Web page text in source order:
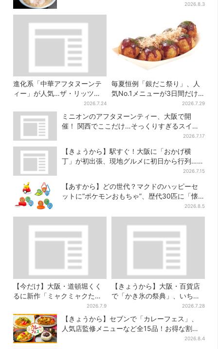
2026.8.3
進化系「中華アフタヌーンテ
ィー」が人気…ザ・リッツ・
カールトン大阪でも、8月末ま
で開催
2026.7.24
毎夏恒例「銀だこ祭り」、人
気No.1メニューが3日間だけ
2026.7.29
ミニオンのアフタヌーンティー、大阪で開
催！ 関西でここだけ…そっくりすぎるスイー
2026.7.17
【きょうから】駅すぐ！大阪に「おかげ横
丁」が初出張、現地グルメに初日から行列…お
2026.7.15
【あすから】どの世代？マクドのハッピーセ
ットに“ポケモンおもちゃ”、歴代30匹に「懐
2026.8.5
【今だけ】大阪・道頓堀くく
るに新作「ミャクミャクたこ
焼」登場！関西の8店舗限定で
2026.7.9
【きょうから】大阪・百貨店
で「かき氷の祭典」、いち
ご・イチジク・紅茶・チー
ズ…17店舗のメニュー集結
2026.7.28
【きょうから】セブンで「カレーフェス」、
人気店監修メニューなど全15品！お得な割引
2026.8.4